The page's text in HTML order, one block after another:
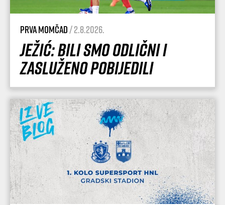
Prva momčad/ 2.8.2026.
Ježić: Bili smo odlični i
zasluženo pobijedili